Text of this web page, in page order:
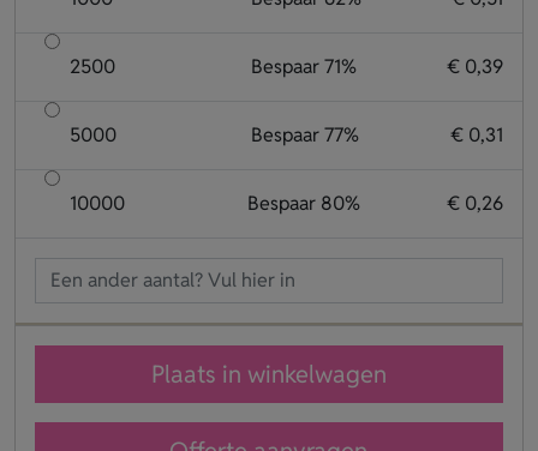
2500 Bespaar 71% € 0,39
5000 Bespaar 77% € 0,31
10000 Bespaar 80% € 0,26
Plaats in winkelwagen